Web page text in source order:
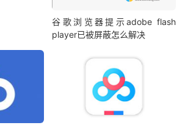
谷歌浏览器提示adobe flash
player已被屏蔽怎么解决